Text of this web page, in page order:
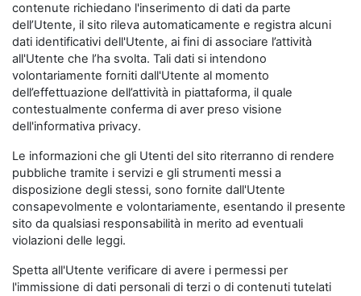
contenute richiedano l'inserimento di dati da parte
dell’Utente, il sito rileva automaticamente e registra alcuni
dati identificativi dell'Utente, ai fini di associare l’attività
all'Utente che l’ha svolta. Tali dati si intendono
volontariamente forniti dall'Utente al momento
dell’effettuazione dell’attività in piattaforma, il quale
contestualmente conferma di aver preso visione
dell'informativa privacy.
Le informazioni che gli Utenti del sito riterranno di rendere
pubbliche tramite i servizi e gli strumenti messi a
disposizione degli stessi, sono fornite dall'Utente
consapevolmente e volontariamente, esentando il presente
sito da qualsiasi responsabilità in merito ad eventuali
violazioni delle leggi.
Spetta all'Utente verificare di avere i permessi per
l'immissione di dati personali di terzi o di contenuti tutelati